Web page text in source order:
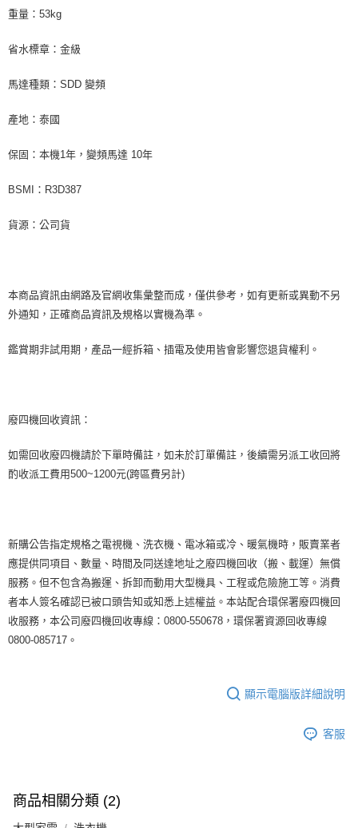
重量：53kg
省水標章：金級
馬達種類：SDD 變頻
產地：泰國
保固：本機1年，變頻馬達 10年
BSMI：R3D387
貨源：公司貨
本商品資訊由網路及官網收集彙整而成，僅供參考，如有更新或異動不另
外通知，正確商品資訊及規格以實機為準。
鑑賞期非試用期，產品一經拆箱、插電及使用皆會影響您退貨權利。
廢四機回收資訊：
如需回收廢四機請於下單時備註，如未於訂單備註，後續需另派工收回將
酌收派工費用500~1200元(跨區費另計)
新購公告指定規格之電視機、洗衣機、電冰箱或冷、暖氣機時，販賣業者
應提供同項目、數量、時間及同送達地址之廢四機回收（搬、載運）無償
服務。但不包含為搬運、拆卸而動用大型機具、工程或危險施工等。消費
者本人簽名確認已被口頭告知或知悉上述權益。本站配合環保署廢四機回
收服務，本公司廢四機回收專線：0800-550678，環保署資源回收專線
0800-085717。
顯示電腦版詳細說明
客服
商品相關分類 (2)